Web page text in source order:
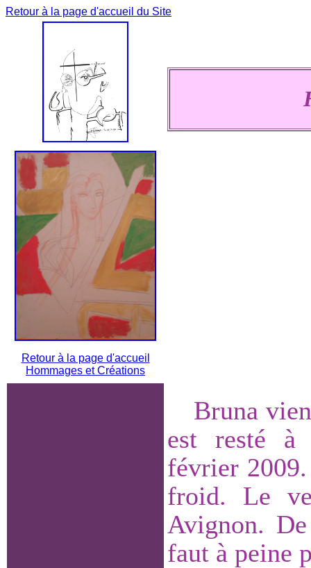
Retour à la page d'accueil du Site
Retour à la page d'accueil
Hommages et Créations
Bruna
est resté à
février
froid. Le
Avignon.
faut à peine